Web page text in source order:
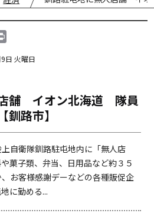
i
日 火曜日
舗 イオン北海道 隊員
路市】
自衛隊釧路駐屯地内に「無人店
菓子類、弁当、日用品など約３５
お客様感謝デーなどの各種販促企
に勤める...